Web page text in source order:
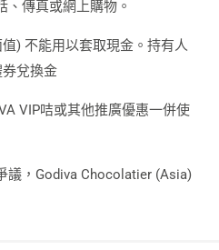
、傳真或網上購物。
) 不能用以套取現金。持有人
兌換金
VIP咭或其他推廣優惠一併使
議，Godiva Chocolatier (Asia)